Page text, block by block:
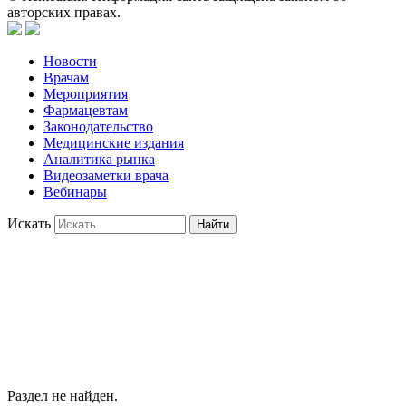
авторских правах.
Новости
Врачам
Мероприятия
Фармацевтам
Законодательство
Медицинские издания
Аналитика рынка
Видеозаметки врача
Вебинары
Искать Найти
Раздел не найден.